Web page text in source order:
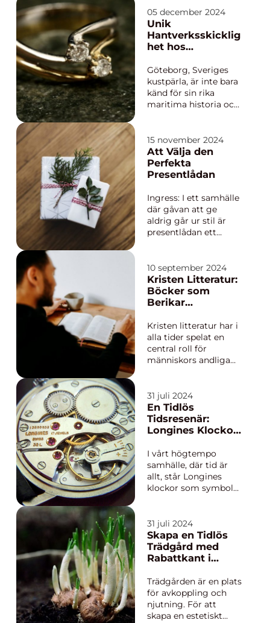
instrument, utan en
port till en rik och
varierad musikalisk
värld. Denna artikel
insikt...
05 december 2024
Unik
Hantverksskicklig
het hos
Göteborg
Göteborg, Sveriges
kustpärla, är inte bara
känd för sin rika
maritima historia och
konst och hantverk.
Staden har en levande
tradition av
hantverksskicklighet,...
15 november 2024
Att Välja den
Perfekta
Presentlådan
Ingress: I ett samhälle
där gåvan att ge
aldrig går ur stil är
presentlådan ett
känslor som
uppskattning, kärlek
och gratulationer. En
väl genomtänkt pr...
10 september 2024
Kristen Litteratur:
Böcker som
Berikar
Kristen litteratur har i
alla tider spelat en
central roll för
människors andliga
begynnelse har
berättelser, skrifter
och böcker använts
för att överföra
31 juli 2024
En Tidlös
Tidsresenär:
Longines Klockor
Kvalitet
I vårt högtempo
samhälle, där tid är
allt, står Longines
klockor som symboler
Urhandels stolta
samling utgör en bro
mellan det anrika
märkets forna ...
31 juli 2024
Skapa en Tidlös
Trädgård med
Rabattkant i
Trädgården är en plats
för avkoppling och
njutning. För att
skapa en estetiskt